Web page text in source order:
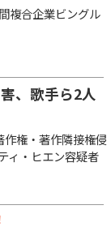
複合企業ビングル
、歌手ら2人
権・著作隣接権侵
ィ・ヒエン容疑者